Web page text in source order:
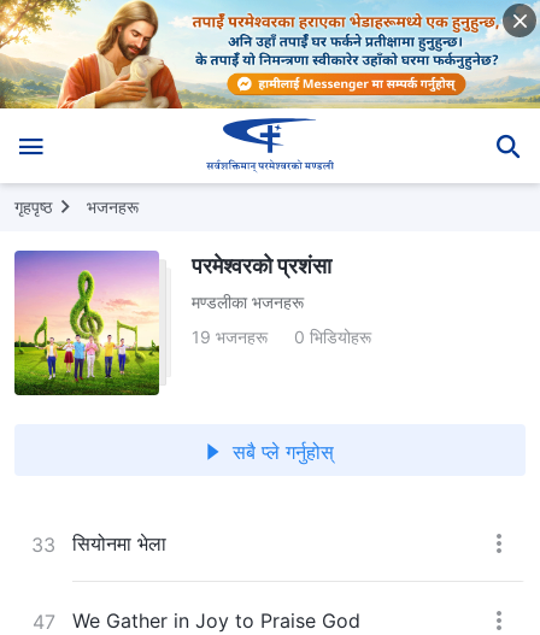
गृहपृष्ठ भजनहरू
परमेश्वरको प्रशंसा
मण्डलीका भजनहरू
19 भजनहरू
0 भिडियोहरू
सबै प्ले गर्नुहोस्
33 सियोनमा भेला
47 We Gather in Joy to Praise God